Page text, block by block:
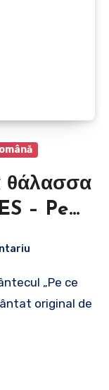
θάλασσα
– Pe
original de